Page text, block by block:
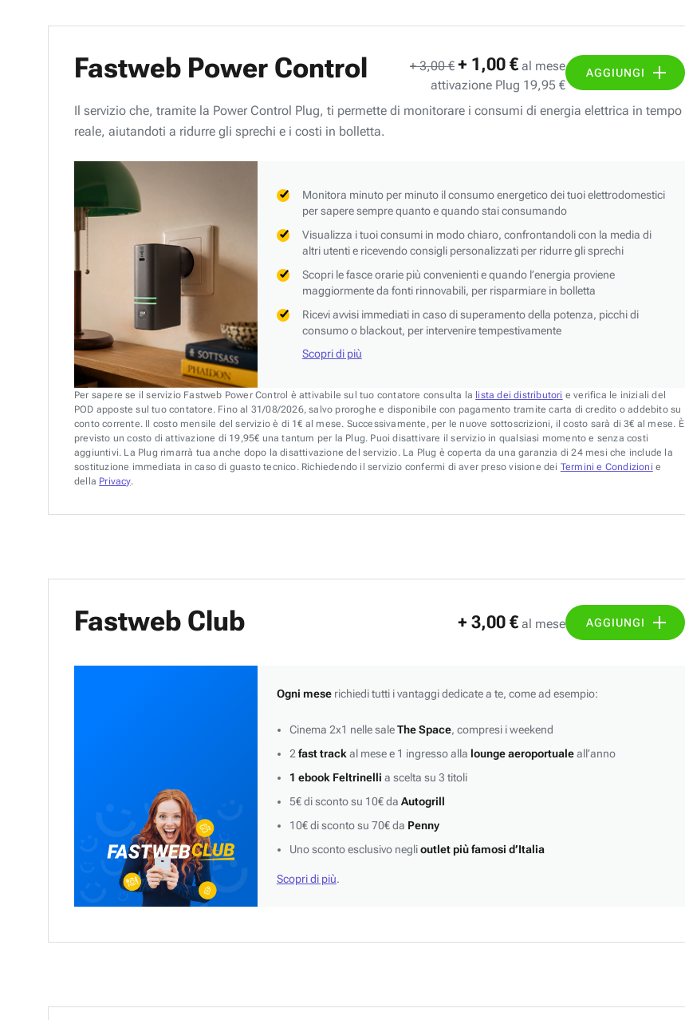
Fastweb Power Control + 3,00 € + 1,00 € al mese
attivazione Plug 19,95 €
AGGIUNGI
Il servizio che, tramite la Power Control Plug, ti permette di monitorare i consumi di energia elettrica in tempo
reale, aiutandoti a ridurre gli sprechi e i costi in bolletta.
Monitora minuto per minuto il consumo energetico dei tuoi elettrodomestici
per sapere sempre quanto e quando stai consumando
Visualizza i tuoi consumi in modo chiaro, confrontandoli con la media di
altri utenti e ricevendo consigli personalizzati per ridurre gli sprechi
Scopri le fasce orarie più convenienti e quando l’energia proviene
maggiormente da fonti rinnovabili, per risparmiare in bolletta
Ricevi avvisi immediati in caso di superamento della potenza, picchi di
consumo o blackout, per intervenire tempestivamente
Scopri di più
Per sapere se il servizio Fastweb Power Control è attivabile sul tuo contatore consulta la lista dei distributori e verifica le iniziali del
POD apposte sul tuo contatore. Fino al 31/08/2026, salvo proroghe e disponibile con pagamento tramite carta di credito o addebito su
conto corrente. Il costo mensile del servizio è di 1€ al mese. Successivamente, per le nuove sottoscrizioni, il costo sarà di 3€ al mese. È
previsto un costo di attivazione di 19,95€ una tantum per la Plug. Puoi disattivare il servizio in qualsiasi momento e senza costi
aggiuntivi. La Plug rimarrà tua anche dopo la disattivazione del servizio. La Plug è coperta da una garanzia di 24 mesi che include la
sostituzione immediata in caso di guasto tecnico. Richiedendo il servizio confermi di aver preso visione dei Termini e Condizioni e
della Privacy.
Fastweb Club + 3,00 € al mese AGGIUNGI
Ogni meserichiedi tutti i vantaggi dedicate a te, come ad esempio:
Cinema 2x1 nelle saleThe Space, compresi i weekend
2 fast track al mese e 1 ingresso alla lounge aeroportualeall’anno
1 ebook Feltrinelli a scelta su 3 titoli
5€ di sconto su 10€ da Autogrill
10€ di sconto su 70€ da Penny
Uno sconto esclusivo neglioutlet più famosi d’Italia
Scopri di più.